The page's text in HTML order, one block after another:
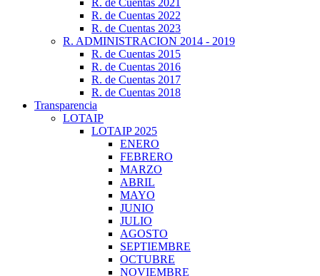
R. de Cuentas 2021
R. de Cuentas 2022
R. de Cuentas 2023
R. ADMINISTRACION 2014 - 2019
R. de Cuentas 2015
R. de Cuentas 2016
R. de Cuentas 2017
R. de Cuentas 2018
Transparencia
LOTAIP
LOTAIP 2025
ENERO
FEBRERO
MARZO
ABRIL
MAYO
JUNIO
JULIO
AGOSTO
SEPTIEMBRE
OCTUBRE
NOVIEMBRE